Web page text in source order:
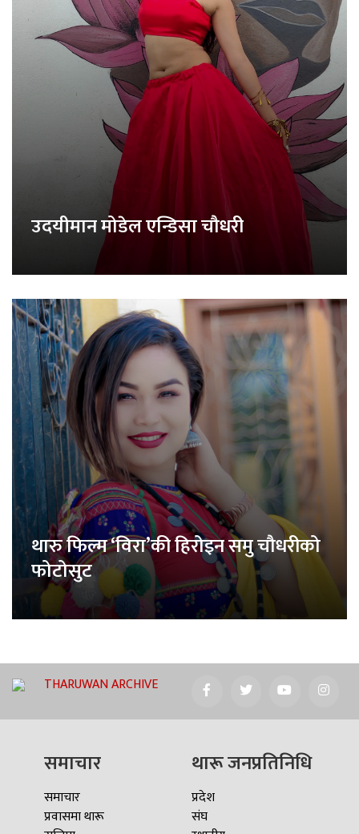
उदयीमान मोडेल एन्डिसा चौधरी
थारु फिल्म ‘विरा’की हिरोइन समु चौधरीको
फोटोसुट
THARUWAN ARCHIVE
समाचार
समाचार
प्रवासमा थारू
थारू जनप्रतिनिधि
प्रदेश
संघ